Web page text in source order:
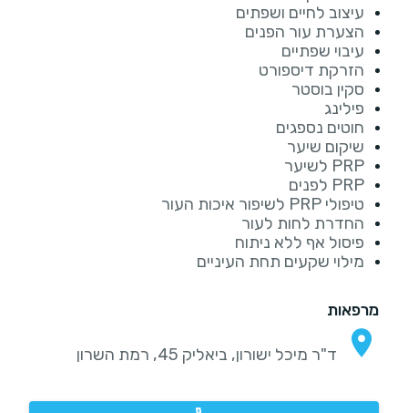
עיצוב לחיים ושפתים
הצערת עור הפנים
עיבוי שפתיים
הזרקת דיספורט
סקין בוסטר
פילינג
חוטים נספגים
שיקום שיער
PRP לשיער
PRP לפנים
טיפולי PRP לשיפור איכות העור
החדרת לחות לעור
פיסול אף ללא ניתוח
מילוי שקעים תחת העיניים
מרפאות
ד"ר מיכל ישורון, ביאליק 45, רמת השרון